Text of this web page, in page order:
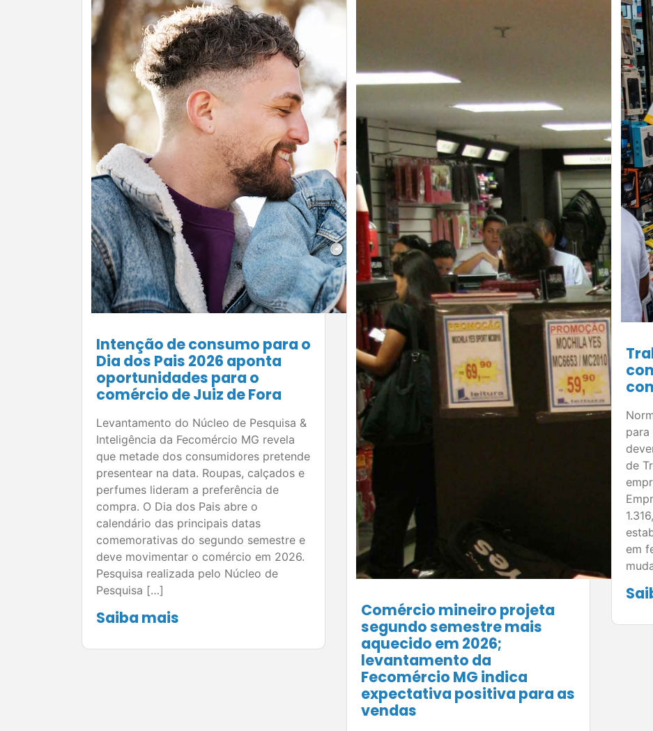
Intenção de consumo para o
Dia dos Pais 2026 aponta
oportunidades para o
comércio de Juiz de Fora
Levantamento do Núcleo de Pesquisa &
Inteligência da Fecomércio MG revela
que metade dos consumidores pretende
presentear na data. Roupas, calçados e
perfumes lideram a preferência de
compra. O Dia dos Pais abre o
calendário das principais datas
comemorativas do segundo semestre e
deve movimentar o comércio em 2026.
Pesquisa realizada pelo Núcleo de
Pesquisa […]
Saiba mais
Comércio mineiro projeta
segundo semestre mais
aquecido em 2026;
levantamento da
Fecomércio MG indica
expectativa positiva para as
vendas
para
de
em